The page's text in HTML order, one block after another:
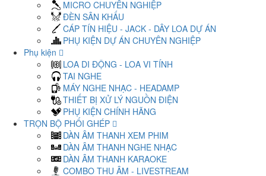
MICRO CHUYÊN NGHIỆP
ĐÈN SÂN KHẤU
CÁP TÍN HIỆU - JACK - DÂY LOA DỰ ÁN
PHỤ KIỆN DỰ ÁN CHUYÊN NGHIỆP
Phụ kiện
LOA DI ĐỘNG - LOA VI TÍNH
TAI NGHE
MÁY NGHE NHẠC - HEADAMP
THIẾT BỊ XỬ LÝ NGUỒN ĐIỆN
PHỤ KIỆN CHÍNH HÃNG
TRỌN BỘ PHỐI GHÉP
DÀN ÂM THANH XEM PHIM
DÀN ÂM THANH NGHE NHẠC
DÀN ÂM THANH KARAOKE
COMBO THU ÂM - LIVESTREAM